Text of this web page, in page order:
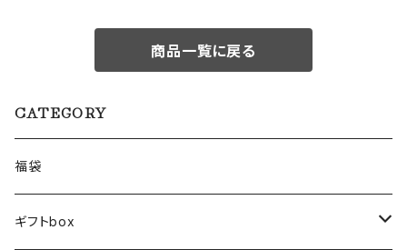
商品一覧に戻る
CATEGORY
福袋
ギフトbox